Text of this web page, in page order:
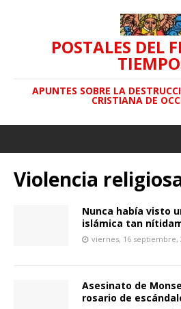
POSTALES DEL
APUNTES SOBRE LA
CRISTIANA DE
Violencia
Nunca habí­a visto
islámica tan
viernes, 16 septiembre,
Asesinato de
rosario de